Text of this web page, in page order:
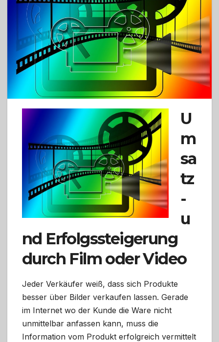
U
m
sa
tz
-
u
nd Erfolgssteigerung
durch Film oder Video
Jeder Verkäufer weiß, dass sich Produkte
besser über Bilder verkaufen lassen. Gerade
im Internet wo der Kunde die Ware nicht
unmittelbar anfassen kann, muss die
Information vom Produkt erfolgreich vermittelt